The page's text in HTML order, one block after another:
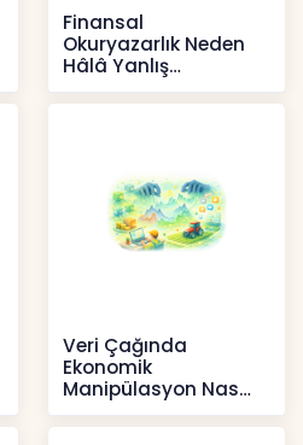
Finansal
Okuryazarlık Neden
Hâlâ Yanlış
Anlaşılıyor?
İçerikler
Veri Çağında
Ekonomik
Manipülasyon Nasıl
Şekil Değiştirdi?
İçerikler